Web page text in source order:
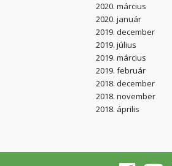
2020. március
2020. január
2019. december
2019. július
2019. március
2019. február
2018. december
2018. november
2018. április